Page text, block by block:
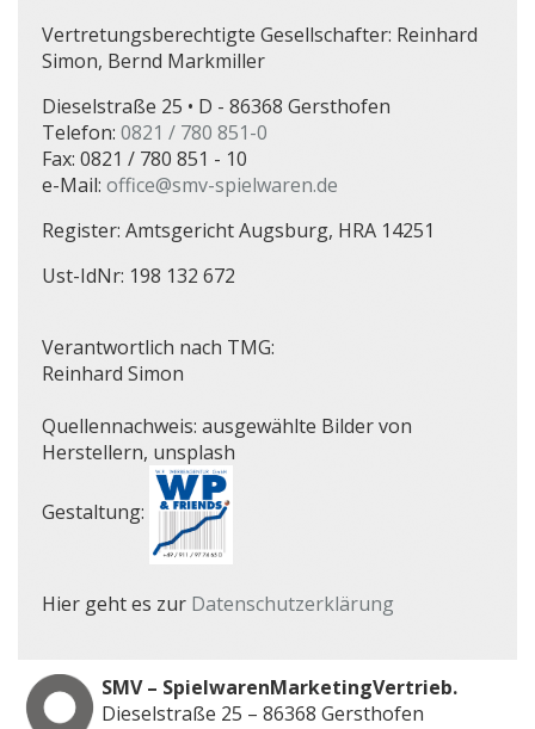
Vertretungsberechtigte Gesellschafter: Reinhard
Simon, Bernd Markmiller
Dieselstraße 25 • D - 86368 Gersthofen
Telefon: 0821 / 780 851-0
Fax: 0821 / 780 851 - 10
e-Mail: office@smv-spielwaren.de
Register: Amtsgericht Augsburg, HRA 14251
Ust-IdNr: 198 132 672
Verantwortlich nach TMG:
Reinhard Simon
Quellennachweis: ausgewählte Bilder von
Herstellern, unsplash
Gestaltung:
Hier geht es zur Datenschutzerklärung
SMV – SpielwarenMarketingVertrieb.
Dieselstraße 25 – 86368 Gersthofen